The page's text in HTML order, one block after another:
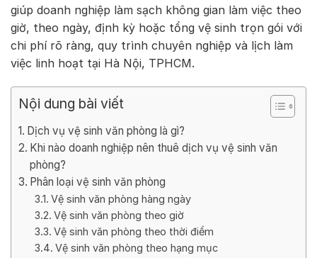
giúp doanh nghiệp làm sạch không gian làm việc theo
giờ, theo ngày, định kỳ hoặc tổng vệ sinh trọn gói với
chi phí rõ ràng, quy trình chuyên nghiệp và lịch làm
việc linh hoạt tại Hà Nội, TPHCM.
Nội dung bài viết
Dịch vụ vệ sinh văn phòng là gì?
Khi nào doanh nghiệp nên thuê dịch vụ vệ sinh văn
phòng?
Phân loại vệ sinh văn phòng
Vệ sinh văn phòng hàng ngày
Vệ sinh văn phòng theo giờ
Vệ sinh văn phòng theo thời điểm
Vệ sinh văn phòng theo hạng mục